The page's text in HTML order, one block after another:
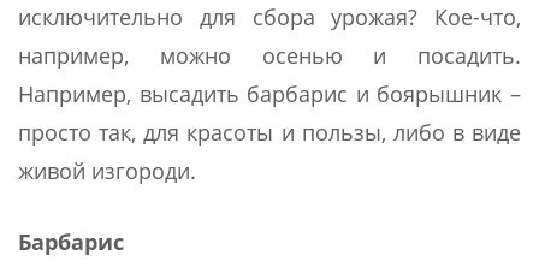
исключительно для сбора урожая? Кое-что,
например, можно осенью и посадить.
Например, высадить барбарис и боярышник –
просто так, для красоты и пользы, либо в виде
живой изгороди.
Барбарис